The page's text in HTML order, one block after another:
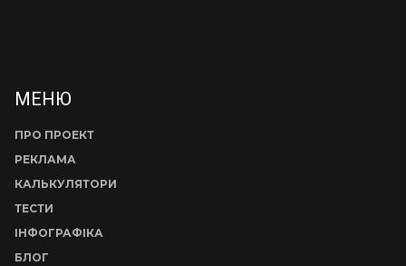
МЕНЮ
ПРО ПРОЕКТ
РЕКЛАМА
КАЛЬКУЛЯТОРИ
ТЕСТИ
ІНФОГРАФІКА
БЛОГ